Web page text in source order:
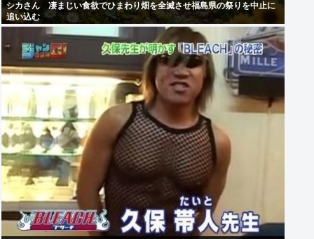
シカさん 凄まじい食欲でひまわり畑を全滅させ福島県の祭りを中止に
追い込む